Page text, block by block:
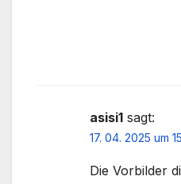
asisi1 sagt:
17. 04. 2025 um
Die Vorbilder